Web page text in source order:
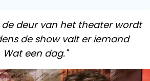
deur van het theater wordt
de show valt er iemand
een dag."